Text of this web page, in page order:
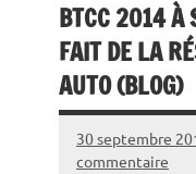
BTCC 2014 À
FAIT DE LA
AUTO (BLOG)
30 septembre
commentaire